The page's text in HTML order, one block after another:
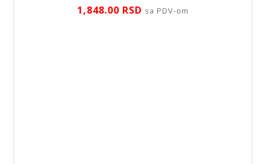
1,848.00 RSD sa PDV-om